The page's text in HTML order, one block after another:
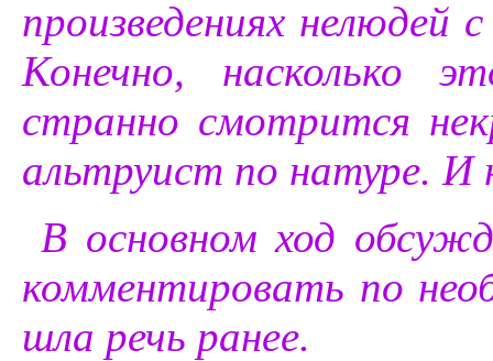
произведениях нелюдей
Конечно, насколько
странно смотрится
альтруист по натуре. И
В основном ход
комментировать по
шла речь ранее.